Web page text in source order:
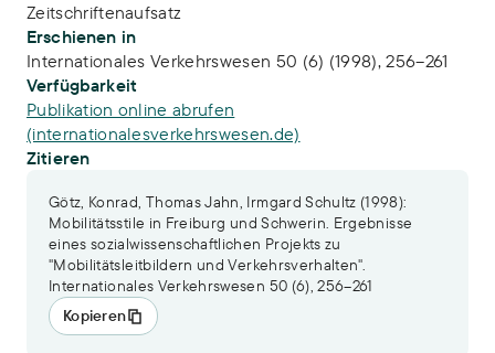
Zeitschriftenaufsatz
Erschienen in
Internationales Verkehrswesen 50 (6) (1998), 256–261
Verfügbarkeit
Publikation online abrufen
(internationalesverkehrswesen.de)
Zitieren
Götz, Konrad, Thomas Jahn, Irmgard Schultz (1998):
Mobilitätsstile in Freiburg und Schwerin. Ergebnisse
eines sozialwissenschaftlichen Projekts zu
"Mobilitätsleitbildern und Verkehrsverhalten".
Internationales Verkehrswesen 50 (6), 256–261
Kopieren